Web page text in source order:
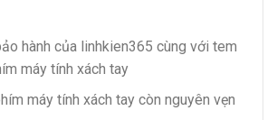
hành của linhkien365 cùng với tem
máy tính xách tay
máy tính xách tay còn nguyên vẹn